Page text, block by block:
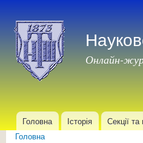
Онлайн-
Головне меню
Головна Історія Секції та
Головна